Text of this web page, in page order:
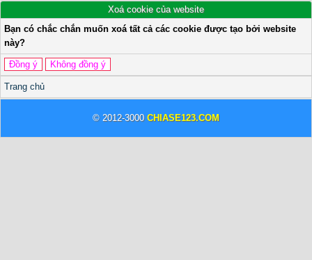
Xoá cookie của website
Bạn có chắc chắn muốn xoá tất cả các cookie được tạo bởi website
này?
Trang chủ
© 2012-3000 CHIASE123.COM